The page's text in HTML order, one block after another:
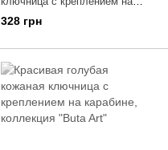
карабине, коллекция "7
wonders of the world"
328 грн